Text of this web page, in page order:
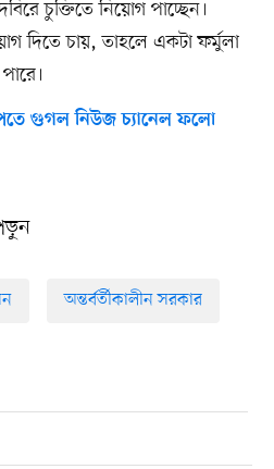
চুক্তিতে নিয়োগ পাচ্ছেন।
দিতে চায়, তাহলে একটা ফর্মুলা
গুগল নিউজ চ্যানেল ফলো
অন্তর্বর্তীকালীন সরকার